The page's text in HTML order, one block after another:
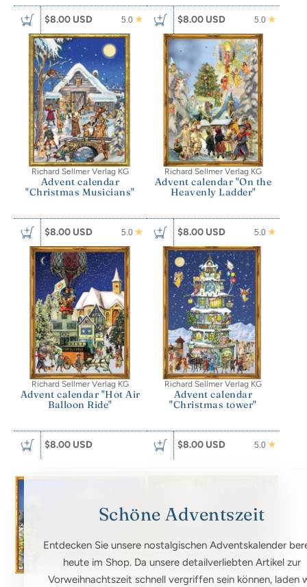
$8.00 USD 5.0 $8.00 USD 5.0
Richard Sellmer Verlag KG
Advent calendar
"Christmas Musicians"
$8.00 USD 5.0
Richard Sellmer Verlag KG
Advent calendar "On the
Heavenly Ladder"
$8.00 USD 5.0
Richard Sellmer Verlag KG
Advent calendar "Hot Air
Balloon Ride"
$8.00 USD
Richard Sellmer Verlag KG
Advent calendar
"Christmas tower"
$8.00 USD 5.0
Schöne Adventszeit
Entdecken Sie unsere nostalgischen Adventskalender
heute im Shop. Da unsere detailverliebten Artikel zur
Vorweihnachtszeit schnell vergriffen sein können, laden